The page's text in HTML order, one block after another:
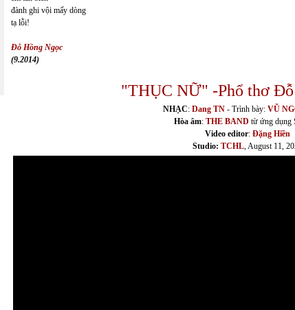
đành ghi vội mấy dòng
tạ lỗi!
Đỗ Hồng Ngọc
(9.2014)
"THỤC NỮ" -Phổ thơ Đỗ
NHẠC: Dang TN- Trình bày: VŨ
Hòa âm: THE BAND từ ứng dụng
Video editor: Đặng Hiền
Studio: TCHL, August 11,